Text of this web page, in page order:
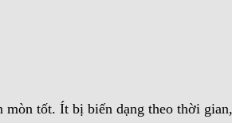
tốt. Ít bị biến dạng theo thời gian,